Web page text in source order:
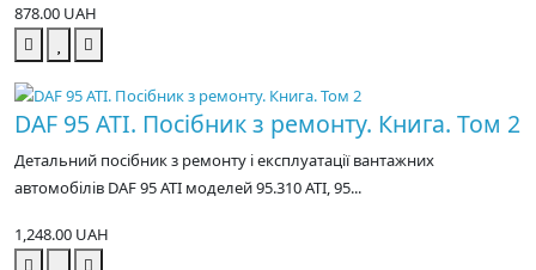
878.00 UAH
DAF 95 ATI. Посібник з ремонту. Книга. Том 2
Детальний посібник з ремонту і експлуатації вантажних
автомобілів DAF 95 ATI моделей 95.310 ATI, 95...
1,248.00 UAH